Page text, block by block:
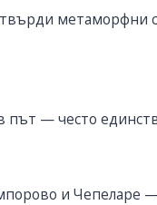
метаморфни
път — често
и Чепеларе